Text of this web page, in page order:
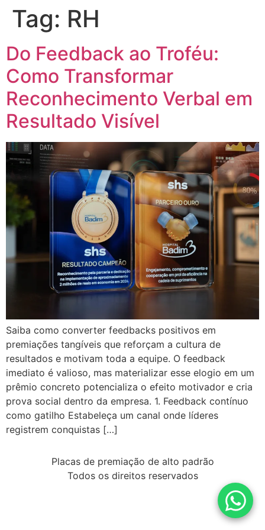
Tag: RH
Do Feedback ao Troféu:
Como Transformar
Reconhecimento Verbal em
Resultado Visível
Saiba como converter feedbacks positivos em
premiações tangíveis que reforçam a cultura de
resultados e motivam toda a equipe. O feedback
imediato é valioso, mas materializar esse elogio em um
prêmio concreto potencializa o efeito motivador e cria
prova social dentro da empresa. 1. Feedback contínuo
como gatilho Estabeleça um canal onde líderes
registrem conquistas […]
Placas de premiação de alto padrão
Todos os direitos reservados